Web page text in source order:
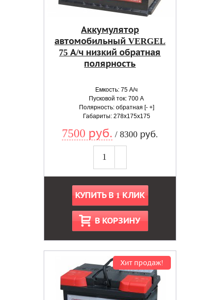
Аккумулятор
автомобильный VERGEL
75 А/ч низкий обратная
полярность
Емкость: 75 А/ч
Пусковой ток: 700 А
Полярность: обратная [- +]
Габариты: 278x175x175
7500 руб. / 8300 руб.
КУПИТЬ В 1 КЛИК
В КОРЗИНУ
Хит продаж!